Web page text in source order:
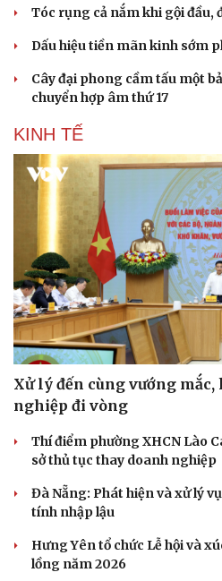
Tóc rụng cả nắm khi gội đầu,
Dấu hiệu tiền mãn kinh sớm
Cây đại phong cầm tấu một
chuyển hợp âm thứ 17
KINH TẾ
Xử lý đến cùng vướng
nghiệp đi vòng
Thí điểm phường XHCN Lào
sở thủ tục thay doanh nghiệp
Đà Nẵng: Phát hiện và xử lý
tính nhập lậu
Hưng Yên tổ chức Lễ hội và
lồng năm 2026